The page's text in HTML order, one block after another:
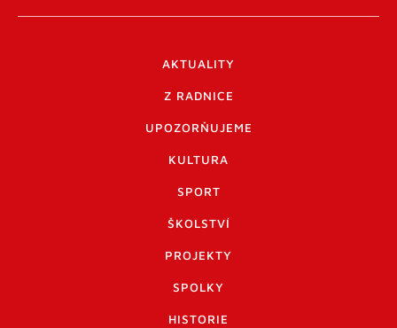
AKTUALITY
Z RADNICE
UPOZORŇUJEME
KULTURA
SPORT
ŠKOLSTVÍ
PROJEKTY
SPOLKY
HISTORIE